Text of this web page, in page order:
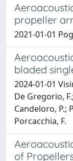
propeller
2021-01-01
bladed
2024-01-01
De Gregorio,
Candeloro, P.;
Porcacchia, F.
of